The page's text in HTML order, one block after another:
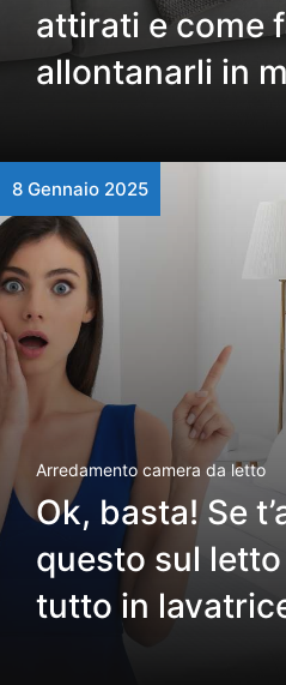
attirati e come
allontanarli in
8 Gennaio 2025
Arredamento camera da letto
Ok, basta! Se
questo sul
tutto in